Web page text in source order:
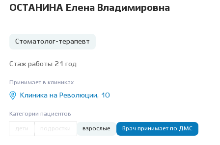
ОСТАНИНА Елена Владимировна
Стоматолог-терапевт
Стаж работы 21 год
Принимает в клиниках
Клиника на Революции, 10
Категории пациентов
дети подростки взрослые Врач принимает по ДМС